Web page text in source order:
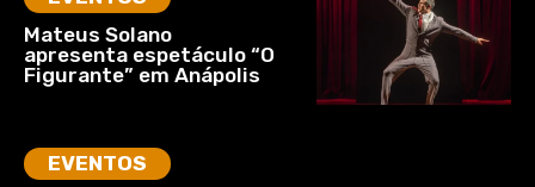
Mateus Solano
apresenta espetáculo “O
Figurante” em Anápolis
EVENTOS